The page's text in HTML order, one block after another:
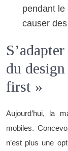
pendant le
causer
du
first »
Aujourd’hui, la
mobiles.
n’est plus une